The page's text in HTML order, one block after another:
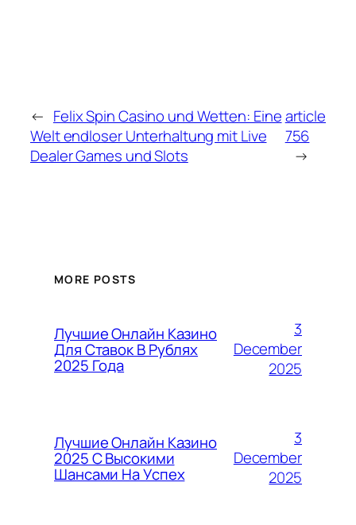
← Felix Spin Casino und Wetten: Eine
Welt endloser Unterhaltung mit Live
Dealer Games und Slots
article
756
→
MORE POSTS
Лучшие Онлайн Казино
Для Ставок В Рублях
2025 Года
3
December
2025
Лучшие Онлайн Казино
2025 С Высокими
Шансами На Успех
3
December
2025